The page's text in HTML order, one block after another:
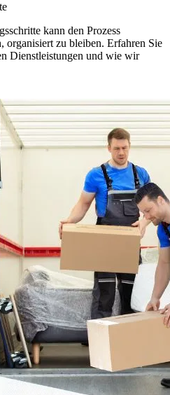
kann den Prozess
organisiert zu bleiben. Erfahren Sie
Dienstleistungen und wie wir